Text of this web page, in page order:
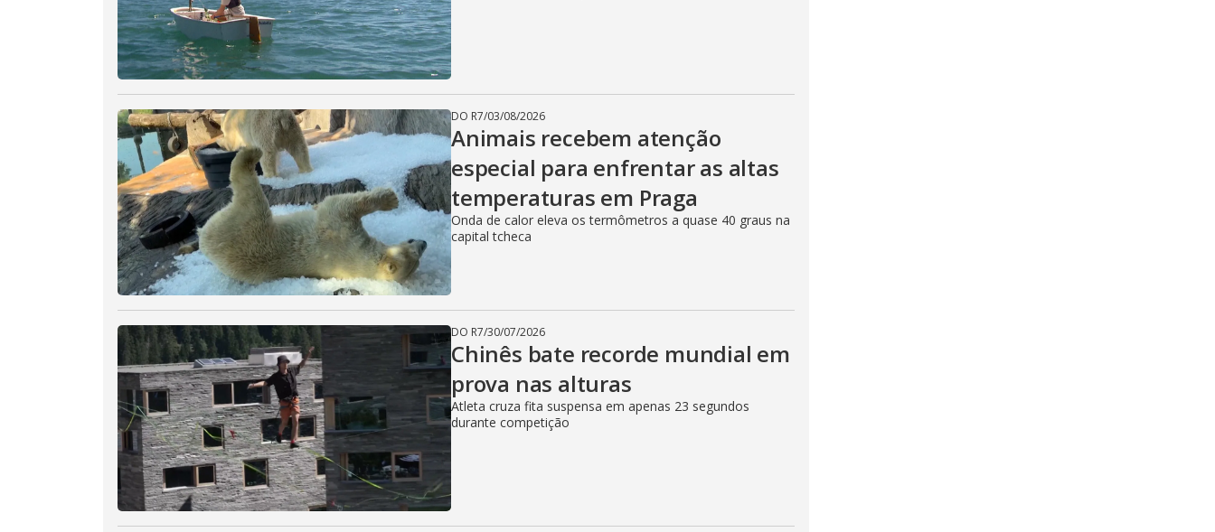
DO R7/03/08/2026
Animais recebem atenção
especial para enfrentar as altas
temperaturas em Praga
Onda de calor eleva os termômetros a quase 40 graus na
capital tcheca
DO R7/30/07/2026
Chinês bate recorde mundial em
prova nas alturas
Atleta cruza fita suspensa em apenas 23 segundos
durante competição